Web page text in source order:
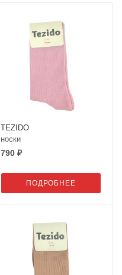
TEZIDO
носки
790 ₽
ПОДРОБНЕЕ